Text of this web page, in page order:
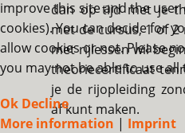
dan op tijd met je
met de cursus, 1 of
met rijlessen wil
theoriecertificaat
je de rijopleiding
af kunt maken.
improve this site and the user
cookies). You can decide for
allow cookies or not. Please
you may not be able to use
Ok Decline
More information | Imprint